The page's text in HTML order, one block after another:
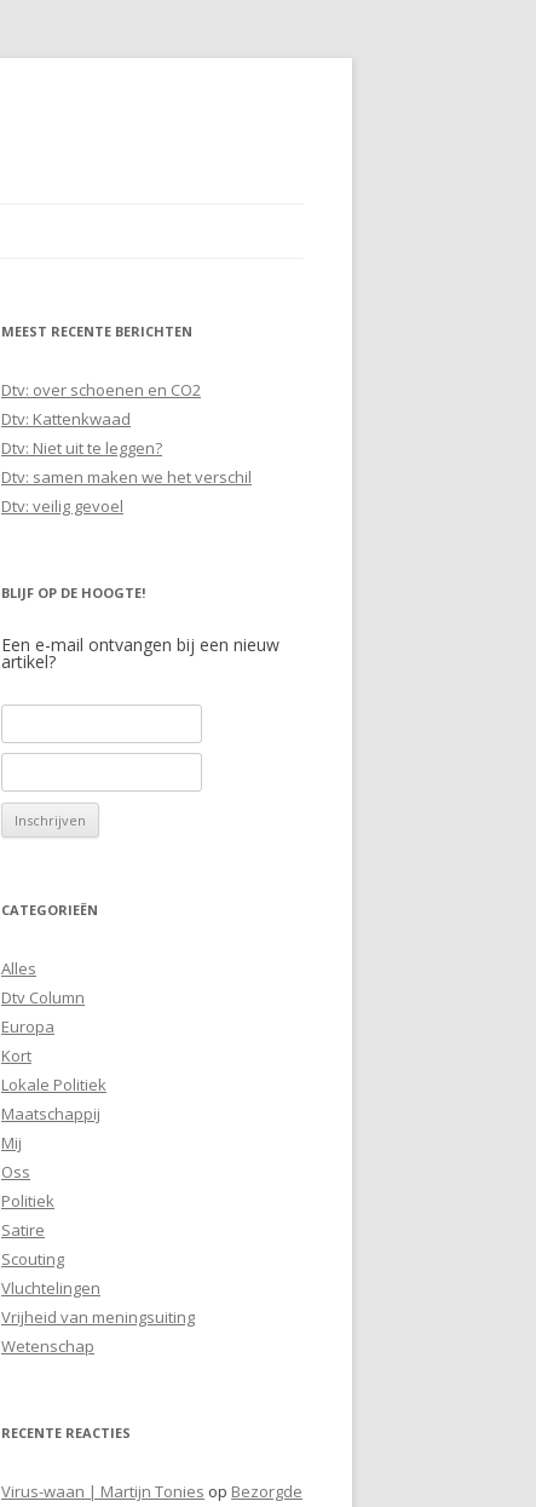
MEEST RECENTE BERICHTEN
Dtv: over schoenen en CO2
Dtv: Kattenkwaad
Dtv: Niet uit te leggen?
Dtv: samen maken we het verschil
Dtv: veilig gevoel
BLIJF OP DE HOOGTE!
Een e-mail ontvangen bij een nieuw
artikel?
CATEGORIEËN
Alles
Dtv Column
Europa
Kort
Lokale Politiek
Maatschappij
Mij
Oss
Politiek
Satire
Scouting
Vluchtelingen
Vrijheid van meningsuiting
Wetenschap
RECENTE REACTIES
Virus-waan | Martijn Tonies op Bezorgde